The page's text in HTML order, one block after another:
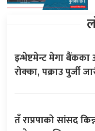
इन्भेष्टमेन्ट मेगा
रोक्का, पक्राउ पुर्जी
तँ राप्रपाको सांसद